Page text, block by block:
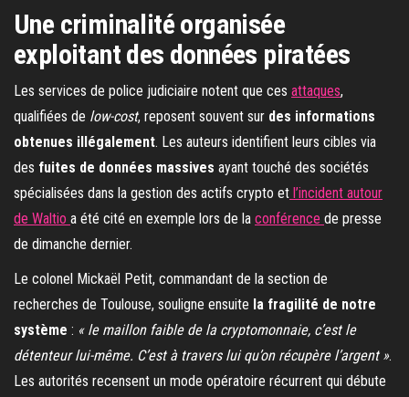
Une criminalité organisée
exploitant des données piratées
Les services de police judiciaire notent que ces attaques,
qualifiées de low-cost, reposent souvent sur des informations
obtenues illégalement. Les auteurs identifient leurs cibles via
des fuites de données massives ayant touché des sociétés
spécialisées dans la gestion des actifs crypto et l’incident autour
de Waltio a été cité en exemple lors de la conférence de presse
de dimanche dernier.
Le colonel Mickaël Petit, commandant de la section de
recherches de Toulouse, souligne ensuite la fragilité de notre
système : « le maillon faible de la cryptomonnaie, c’est le
détenteur lui-même. C’est à travers lui qu’on récupère l’argent ».
Les autorités recensent un mode opératoire récurrent qui débute